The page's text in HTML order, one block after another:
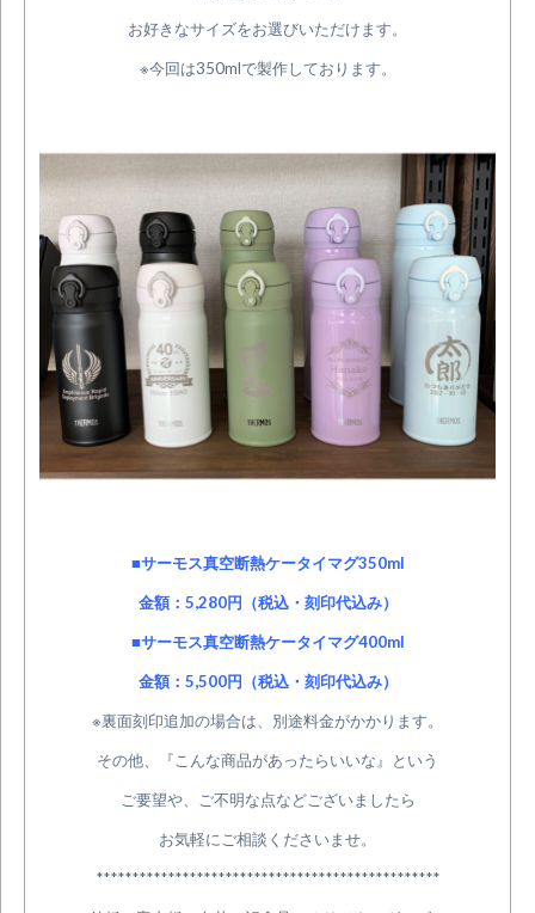
お好きなサイズをお選びいただけます。
※今回は350mlで製作しております。
■サーモス真空断熱ケータイマグ350ml
金額：5,280円（税込・刻印代込み）
■サーモス真空断熱ケータイマグ400ml
金額：5,500円（税込・刻印代込み）
※裏面刻印追加の場合は、別途料金がかかります。
その他、『こんな商品があったらいいな』という
ご要望や、ご不明な点などございましたら
お気軽にご相談くださいませ。
************************************************